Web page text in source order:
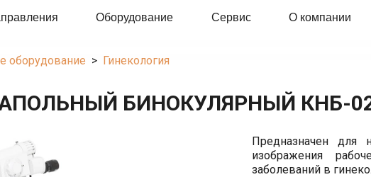
Оборудование Сервис О компании
оборудование
  >
Гинекология
БИНОКУЛЯРНЫЙ КНБ-
Предназначен для
изображения
заболеваний в